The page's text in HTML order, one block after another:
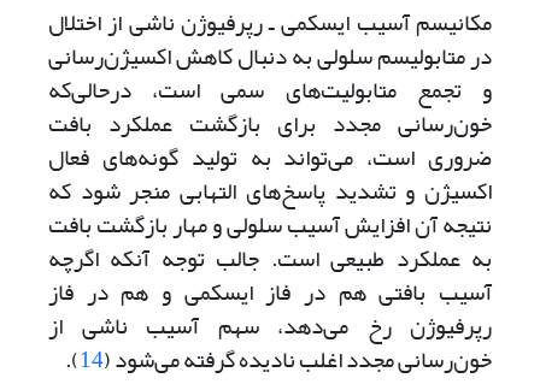
مکانیسم آسیب ایسکمی ـ رپرفیوژن ناشی از اختلال
در متابولیسم سلولی به ‌دنبال کاهش اکسیژن‌رسانی
و تجمع متابولیت‌های سمی است، در‌حالی‌که
خون‌رسانی مجدد برای بازگشت عملکرد بافت
ضروری است، می‌تواند به تولید گونه‌های فعال
اکسیژن و تشدید پاسخ‌های التهابی منجر شود که
نتیجه آن افزایش آسیب سلولی و مهار بازگشت بافت
به عملکرد طبیعی است. جالب توجه آنکه اگرچه
آسیب بافتی هم در فاز ایسکمی و هم در فاز
رپرفیوژن رخ می‌‌دهد، سهم آسیب ناشی از
خون‌رسانی مجدد اغلب نادیده گرفته می‌شود (14
).